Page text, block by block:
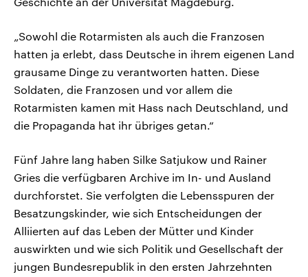
„Sowohl die Rotarmisten als auch die Franzosen
hatten ja erlebt, dass Deutsche in ihrem eigenen Land
grausame Dinge zu verantworten hatten. Diese
Soldaten, die Franzosen und vor allem die
Rotarmisten kamen mit Hass nach Deutschland, und
die Propaganda hat ihr übriges getan.“
Fünf Jahre lang haben Silke Satjukow und Rainer
Gries die verfügbaren Archive im In- und Ausland
durchforstet. Sie verfolgten die Lebensspuren der
Besatzungskinder, wie sich Entscheidungen der
Alliierten auf das Leben der Mütter und Kinder
auswirkten und wie sich Politik und Gesellschaft der
jungen Bundesrepublik in den ersten Jahrzehnten